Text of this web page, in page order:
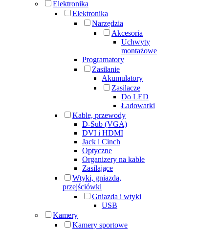
Elektronika
Elektronika
Narzędzia
Akcesoria
Uchwyty
montażowe
Programatory
Zasilanie
Akumulatory
Zasilacze
Do LED
Ładowarki
Kable, przewody
D-Sub (VGA)
DVI i HDMI
Jack i Cinch
Optyczne
Organizery na kable
Zasilające
Wtyki, gniazda,
przejściówki
Gniazda i wtyki
USB
Kamery
Kamery sportowe